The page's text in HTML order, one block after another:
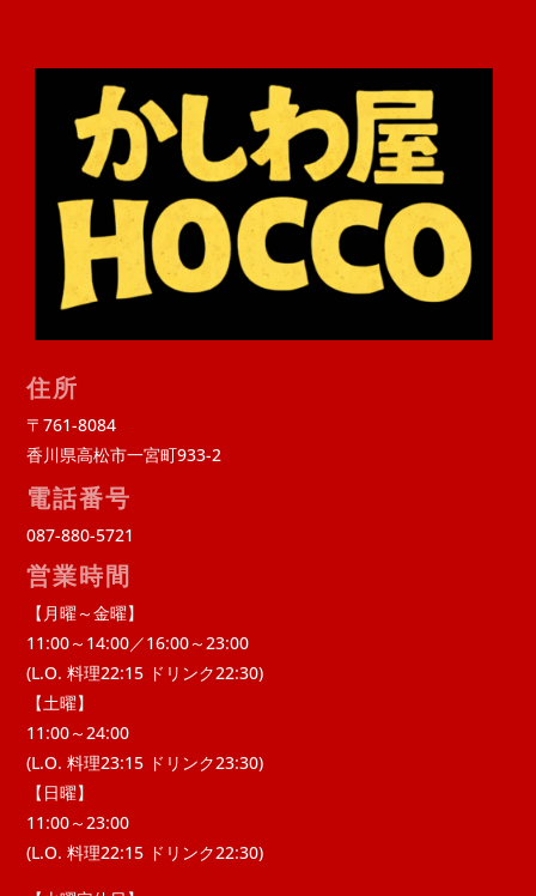
住所
〒761-8084
香川県高松市一宮町933-2
電話番号
087-880-5721
営業時間
【月曜～金曜】
11:00～14:00／16:00～23:00
(L.O. 料理22:15 ドリンク22:30)
【土曜】
11:00～24:00
(L.O. 料理23:15 ドリンク23:30)
【日曜】
11:00～23:00
(L.O. 料理22:15 ドリンク22:30)